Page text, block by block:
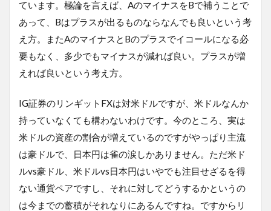
ています。極論を言えば、AのマイナスをBで補うことで
あって、Bはプラスが出るものならなんでも良いという考
え方。またAのマイナスとBのプラスでイコールになる必
要もなく、多少でもマイナスが減れば良い。プラスが増
えれば良いという考え方。
IG証券のリンギットFXは対米ドルですが、米ドルなんか
持っていなくても構わないわけです。今のところ、実は
米ドルの資産の割合が増えているのですがやっぱり主流
は豪ドルで、日本円は雀の涙しかありません。ただ米ド
ルvs豪ドル、米ドルvs日本円はいやでも注目せざるを得
ない通貨ペアですし、それに対してどうするかというの
は今までの蓄積がそれなりにあるんですね。ですからリ